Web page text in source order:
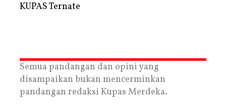
KUPAS Ternate
Semua pandangan dan opini yang
disampaikan bukan mencerminkan
pandangan redaksi Kupas Merdeka.